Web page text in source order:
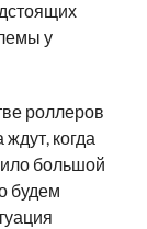
у
роллеров
когда
большой
будем